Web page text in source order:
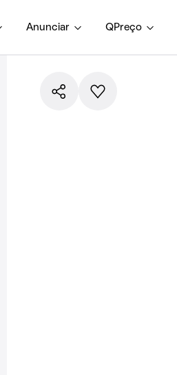
Anunciar QPreço